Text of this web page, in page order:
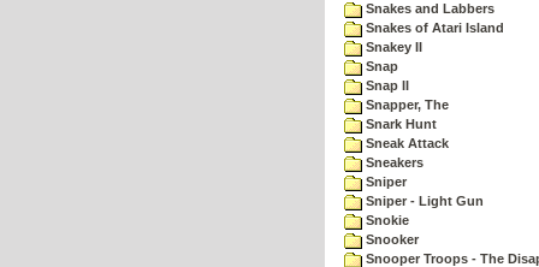
Snakes and Labbers
Snakes of Atari Island
Snakey II
Snap
Snap II
Snapper, The
Snark Hunt
Sneak Attack
Sneakers
Sniper
Sniper - Light Gun
Snokie
Snooker
Snooper Troops - The